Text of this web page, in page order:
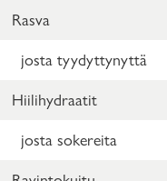
Rasva
josta tyydyttynyttä
Hiilihydraatit
josta sokereita